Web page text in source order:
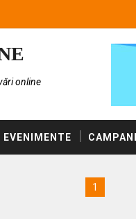
online
EVENIMENTE CAMPANII
1